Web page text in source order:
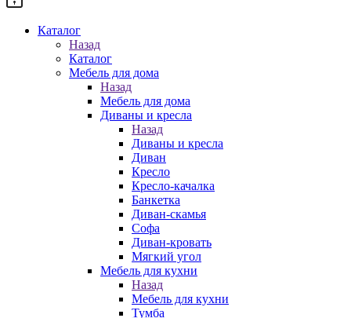
Каталог
Назад
Каталог
Мебель для дома
Назад
Мебель для дома
Диваны и кресла
Назад
Диваны и кресла
Диван
Кресло
Кресло-качалка
Банкетка
Диван-скамья
Софа
Диван-кровать
Мягкий угол
Мебель для кухни
Назад
Мебель для кухни
Тумба